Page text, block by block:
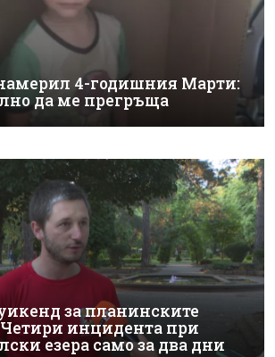
4-годишния Марти:
да ме прегръща
за планинските
Четири инцидента при
езера само за два дни